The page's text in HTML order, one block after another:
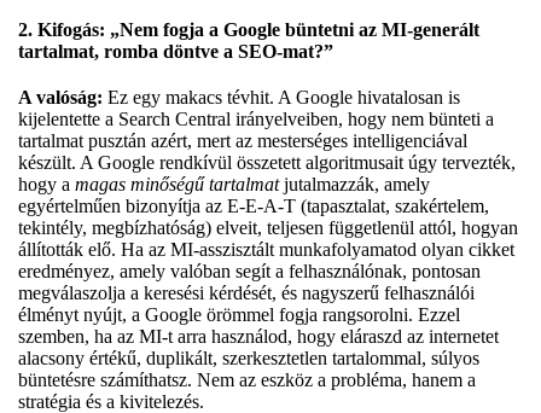
2. Kifogás: „Nem fogja a Google büntetni az MI-generált
tartalmat, romba döntve a SEO-mat?”
A valóság: Ez egy makacs tévhit. A Google hivatalosan is
kijelentette a Search Central irányelveiben, hogy nem bünteti a
tartalmat pusztán azért, mert az mesterséges intelligenciával
készült. A Google rendkívül összetett algoritmusait úgy tervezték,
hogy a magas minőségű tartalmatjutalmazzák, amely
egyértelműen bizonyítja az E-E-A-T (tapasztalat, szakértelem,
tekintély, megbízhatóság) elveit, teljesen függetlenül attól, hogyan
állították elő. Ha az MI-asszisztált munkafolyamatod olyan cikket
eredményez, amely valóban segít a felhasználónak, pontosan
megválaszolja a keresési kérdését, és nagyszerű felhasználói
élményt nyújt, a Google örömmel fogja rangsorolni. Ezzel
szemben, ha az MI-t arra használod, hogy eláraszd az internetet
alacsony értékű, duplikált, szerkesztetlen tartalommal, súlyos
büntetésre számíthatsz. Nem az eszköz a probléma, hanem a
stratégia és a kivitelezés.